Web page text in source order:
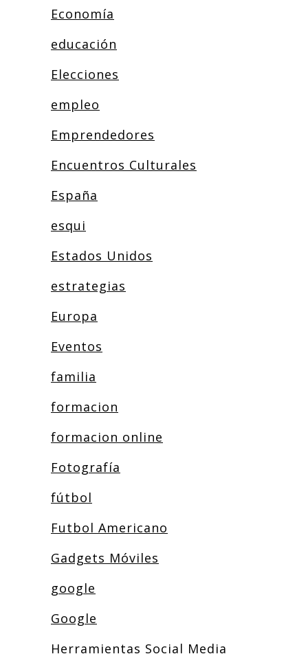
Economía
educación
Elecciones
empleo
Emprendedores
Encuentros Culturales
España
esqui
Estados Unidos
estrategias
Europa
Eventos
familia
formacion
formacion online
Fotografía
fútbol
Futbol Americano
Gadgets Móviles
google
Google
Herramientas Social Media